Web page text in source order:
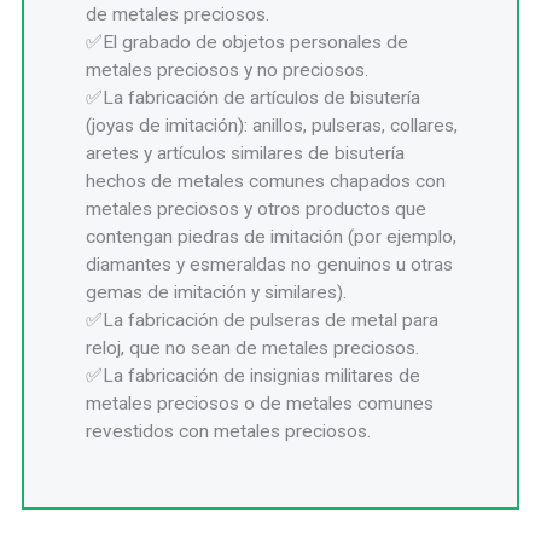
de metales preciosos.
El grabado de objetos personales de
metales preciosos y no preciosos.
La fabricación de artículos de bisutería
(joyas de imitación): anillos, pulseras, collares,
aretes y artículos similares de bisutería
hechos de metales comunes chapados con
metales preciosos y otros productos que
contengan piedras de imitación (por ejemplo,
diamantes y esmeraldas no genuinos u otras
gemas de imitación y similares).
La fabricación de pulseras de metal para
reloj, que no sean de metales preciosos.
La fabricación de insignias militares de
metales preciosos o de metales comunes
revestidos con metales preciosos.